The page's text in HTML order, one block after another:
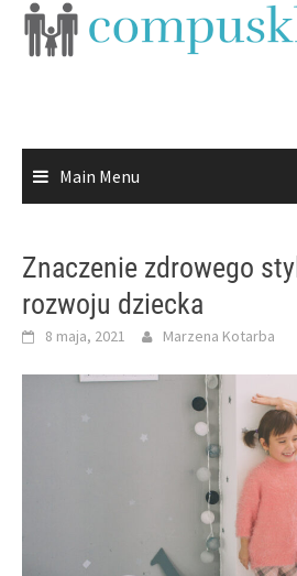
Skip
Main Menu
Znaczenie zdrowego
rozwoju dziecka
8 maja, 2021 Marzena Kotarba